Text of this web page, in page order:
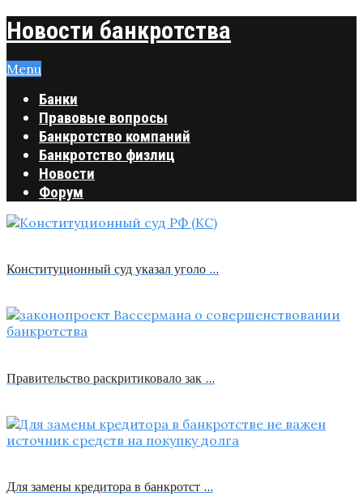
Новости банкротства
Menu
Банки
Правовые вопросы
Банкротство компаний
Банкротство физлиц
Новости
Форум
Конституционный суд указал уголо …
Правительство раскритиковало зак …
Для замены кредитора в банкротст …